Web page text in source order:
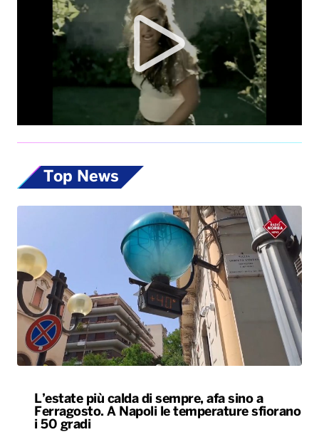
Top News
L’estate più calda di sempre, afa sino a
Ferragosto. A Napoli le temperature sfiorano
i 50 gradi